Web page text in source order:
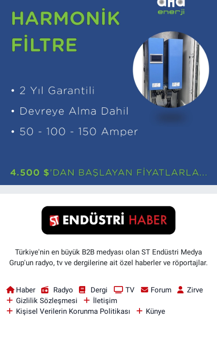
Türkiye'nin en büyük B2B medyası olan ST Endüstri Medya
Grup'un radyo, tv ve dergilerine ait özel haberler ve röportajlar.
Haber Radyo Dergi TV Forum
Zirve
Gizlilik Sözleşmesi
İletişim
Kişisel Verilerin Korunma Politikası
Künye